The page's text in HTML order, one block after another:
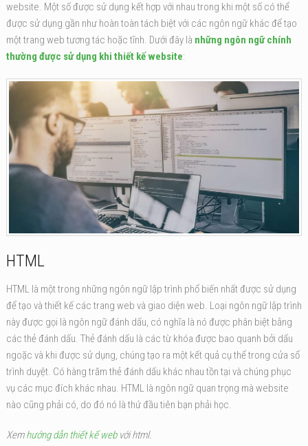
website. Một số được sử dụng kết hợp với nhau trong khi một số có thể
được sử dụng gần như hoàn toàn tách biệt với các ngôn ngữ khác để tạo
một trang web tương tác hoặc tĩnh. Dưới đây là những ngôn ngữ chính
thường được sử dụng khi thiết kế website:
HTML
HTML là một trong những ngôn ngữ lập trình phổ biến nhất được sử dụng
để tạo và thiết kế các trang web và giao diện web. Loại ngôn ngữ lập trình
này được gọi là ngôn ngữ đánh dấu, có nghĩa là nó được phân biệt bằng
các thẻ đánh dấu. Thẻ đánh dấu là các từ khóa được bao quanh bởi dấu
ngoặc và khi được sử dụng, chúng tạo ra một kết quả cụ thể trong cửa sổ
trình duyệt. Có hàng trăm thẻ đánh dấu khác nhau tồn tại và chúng phục
vụ các mục đích khác nhau. HTML là ngôn ngữ quan trọng mà website
nào cũng phải có, do đó nó là thứ đầu tiên bạn phải học.
Xemhướng dẫn thiết kế webvới html.